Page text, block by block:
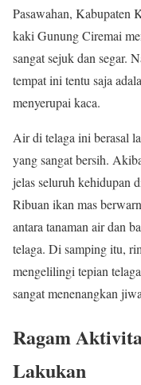
Pasawahan, Kabupaten
kaki Gunung Ciremai
sangat sejuk dan segar.
tempat ini tentu saja
menyerupai kaca.
Air di telaga ini berasal
yang sangat bersih.
jelas seluruh kehidupan
Ribuan ikan mas
antara tanaman air dan
telaga. Di samping itu,
mengelilingi tepian
sangat menenangkan
Ragam
Lakukan